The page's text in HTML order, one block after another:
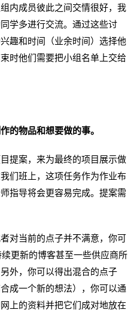
内成员彼此之间交情很好，我
学多进行交流。通过这些讨
趣和时间（业余时间）选择他
时他们需要把小组名单上交给
的物品和想要做的事。
提案，来为最终的项目展示做
们班上，这项任务作为作业布
指导将会更容易完成。提案需
对当前的点子并不满意，你可
更新的博客甚至一些供应商所
外，你可以得出混合的点子
成一个新的想法），你可以通
上的资料并把它们成对地放在